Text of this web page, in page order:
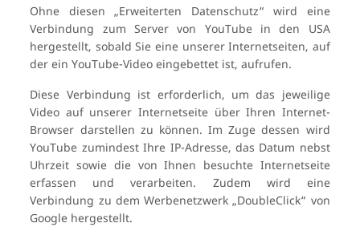
Ohne diesen „Erweiterten Datenschutz“ wird eine
Verbindung zum Server von YouTube in den USA
hergestellt, sobald Sie eine unserer Internetseiten, auf
der ein YouTube-Video eingebettet ist, aufrufen.
Diese Verbindung ist erforderlich, um das jeweilige
Video auf unserer Internetseite über Ihren Internet-
Browser darstellen zu können. Im Zuge dessen wird
YouTube zumindest Ihre IP-Adresse, das Datum nebst
Uhrzeit sowie die von Ihnen besuchte Internetseite
erfassen und verarbeiten. Zudem wird eine
Verbindung zu dem Werbenetzwerk „DoubleClick“ von
Google hergestellt.